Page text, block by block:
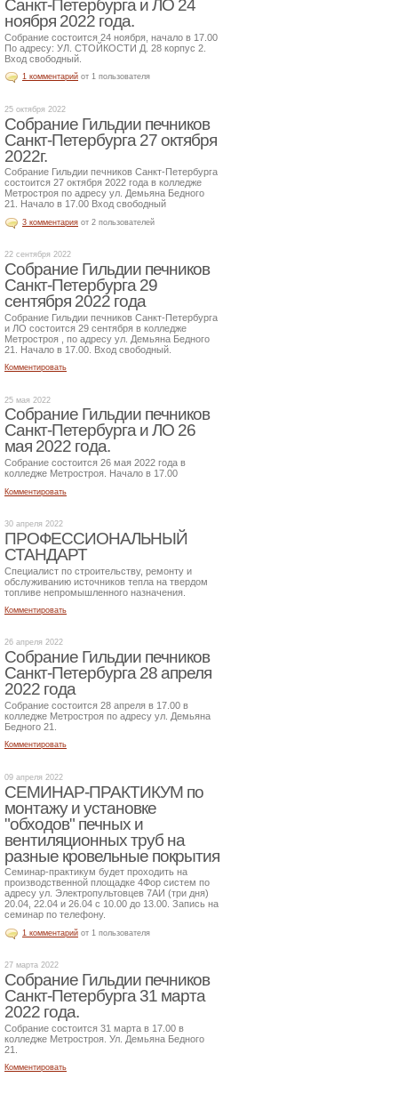
Санкт-Петербурга и ЛО 24
ноября 2022 года.
Собрание состоится 24 ноября, начало в 17.00
По адресу: УЛ. СТОЙКОСТИ Д. 28 корпус 2.
Вход свободный.
1 комментарий от 1 пользователя
25 октября 2022
Собрание Гильдии печников
Санкт-Петербурга 27 октября
2022г.
Собрание Гильдии печников Санкт-Петербурга
состоится 27 октября 2022 года в колледже
Метростроя по адресу ул. Демьяна Бедного
21. Начало в 17.00 Вход свободный
3 комментария от 2 пользователей
22 сентября 2022
Собрание Гильдии печников
Санкт-Петербурга 29
сентября 2022 года
Собрание Гильдии печников Санкт-Петербурга
и ЛО состоится 29 сентября в колледже
Метростроя , по адресу ул. Демьяна Бедного
21. Начало в 17.00. Вход свободный.
Комментировать
25 мая 2022
Собрание Гильдии печников
Санкт-Петербурга и ЛО 26
мая 2022 года.
Собрание состоится 26 мая 2022 года в
колледже Метростроя. Начало в 17.00
Комментировать
30 апреля 2022
ПРОФЕССИОНАЛЬНЫЙ
СТАНДАРТ
Специалист по строительству, ремонту и
обслуживанию источников тепла на твердом
топливе непромышленного назначения.
Комментировать
26 апреля 2022
Собрание Гильдии печников
Санкт-Петербурга 28 апреля
2022 года
Собрание состоится 28 апреля в 17.00 в
колледже Метростроя по адресу ул. Демьяна
Бедного 21.
Комментировать
09 апреля 2022
СЕМИНАР-ПРАКТИКУМ по
монтажу и установке
"обходов" печных и
вентиляционных труб на
разные кровельные покрытия
Семинар-практикум будет проходить на
производственной площадке 4Фор систем по
адресу ул. Электропультовцев 7АИ (три дня)
20.04, 22.04 и 26.04 с 10.00 до 13.00. Запись на
семинар по телефону.
1 комментарий от 1 пользователя
27 марта 2022
Собрание Гильдии печников
Санкт-Петербурга 31 марта
2022 года.
Собрание состоится 31 марта в 17.00 в
колледже Метростроя. Ул. Демьяна Бедного
21.
Комментировать